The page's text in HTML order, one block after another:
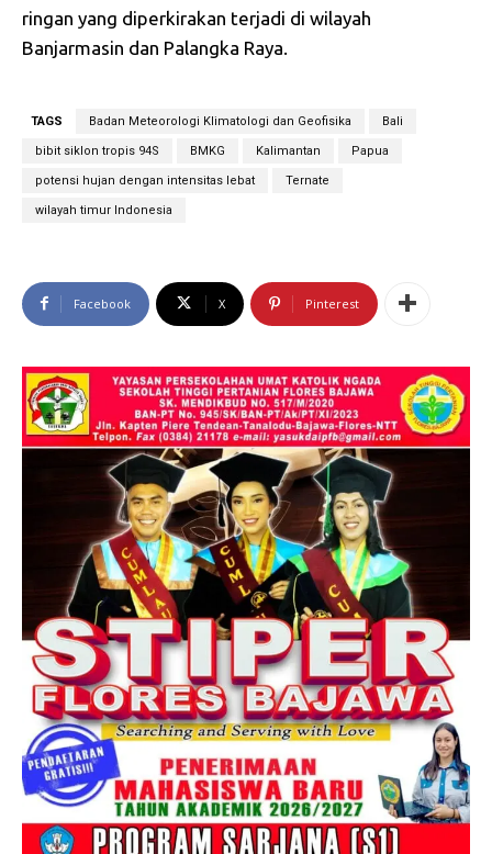
ringan yang diperkirakan terjadi di wilayah
Banjarmasin dan Palangka Raya.
TAGS Badan Meteorologi Klimatologi dan Geofisika Bali
bibit siklon tropis 94S BMKG Kalimantan Papua
potensi hujan dengan intensitas lebat Ternate
wilayah timur Indonesia
Facebook X Pinterest